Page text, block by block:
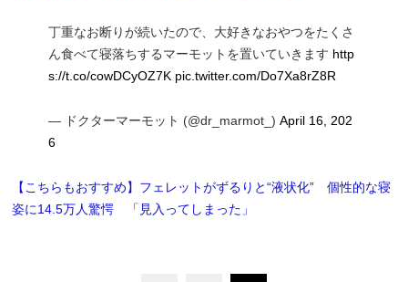
丁重なお断りが続いたので、大好きなおやつをたくさ
ん食べて寝落ちするマーモットを置いていきます http
s://t.co/cowDCyOZ7K pic.twitter.com/Do7Xa8rZ8R
— ドクターマーモット (@dr_marmot_)April 16, 202
6
【こちらもおすすめ】フェレットがずるりと“液状化” 個性的な寝
姿に14.5万人驚愕 「見入ってしまった」